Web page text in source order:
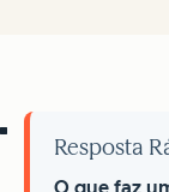
Resposta